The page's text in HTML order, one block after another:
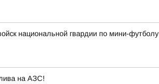
национальной гвардии по мини-футболу
на АЗС!